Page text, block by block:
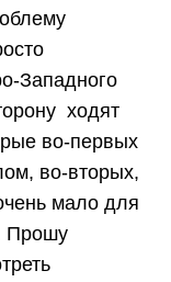
Западного
ходят
во-первых
во-вторых,
мало для
Прошу